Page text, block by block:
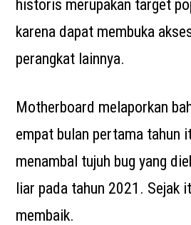
historis merupakan target
karena dapat membuka
perangkat lainnya.
Motherboard melaporkan
empat bulan pertama tahun
menambal tujuh bug yang
liar pada tahun 2021. Sejak
membaik.